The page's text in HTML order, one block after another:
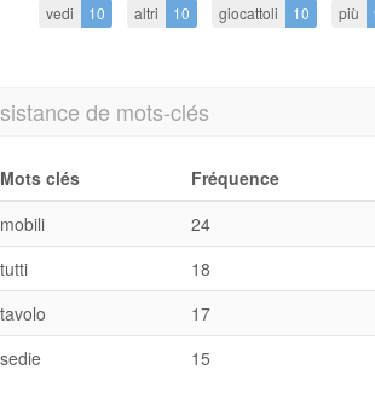
vedi 10 altri 10 giocattoli 10 più
de mots-clés
Mots clés Fréquence
mobili
24
tutti
18
tavolo
17
sedie
15